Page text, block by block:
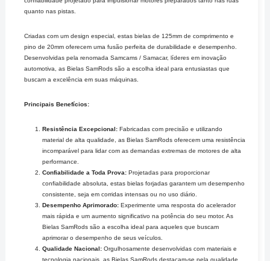
quanto nas pistas.
Criadas com um design especial, estas bielas de 125mm de comprimento e
pino de 20mm oferecem uma fusão perfeita de durabilidade e desempenho.
Desenvolvidas pela renomada Samcams / Samacar, líderes em inovação
automotiva, as Bielas SamRods são a escolha ideal para entusiastas que
buscam a excelência em suas máquinas.
Principais Benefícios:
Resistência Excepcional: Fabricadas com precisão e utilizando
material de alta qualidade, as Bielas SamRods oferecem uma resistência
incomparável para lidar com as demandas extremas de motores de alta
performance.
Confiabilidade a Toda Prova: Projetadas para proporcionar
confiabilidade absoluta, estas bielas forjadas garantem um desempenho
consistente, seja em corridas intensas ou no uso diário.
Desempenho Aprimorado: Experimente uma resposta do acelerador
mais rápida e um aumento significativo na potência do seu motor. As
Bielas SamRods são a escolha ideal para aqueles que buscam
aprimorar o desempenho de seus veículos.
Qualidade Nacional: Orgulhosamente desenvolvidas com materiais e
tecnologia nacionais, as Bielas SamRods destacam-se pela qualidade